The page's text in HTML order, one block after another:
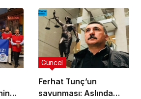
Ferhat Tunç’un
savunması: Aslında
Güncel